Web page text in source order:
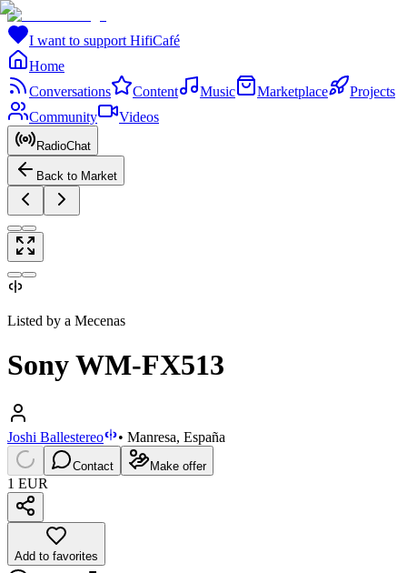
I want to support HifiCafé
Home
Conversations
Content Music Marketplace
Projects
Community
Videos
RadioChat
Back to Market
Listed by a Mecenas
Sony WM-FX513
Joshi Ballestereo • Manresa, España
Contact Make offer
1 EUR
Add to favorites